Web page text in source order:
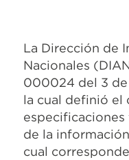
La Dirección de
Nacionales
000024 del 3
la cual definió el
especificaciones
de la
cual